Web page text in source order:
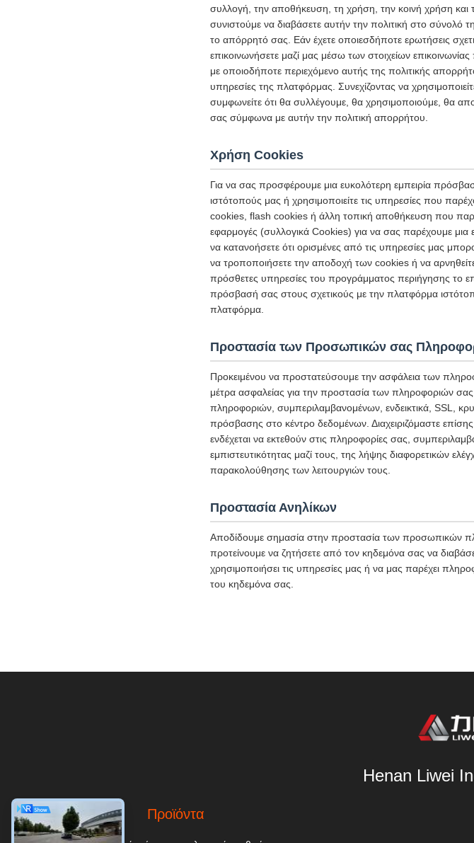
συλλογή, την αποθήκευση, τη χρήση, την κοινή χρήση
συνιστούμε να διαβάσετε αυτήν την πολιτική στο σύνολό
το απόρρητό σας. Εάν έχετε οποιεσδήποτε ερωτήσεις
επικοινωνήσετε μαζί μας μέσω των στοιχείων
με οποιοδήποτε περιεχόμενο αυτής της πολιτικής
υπηρεσίες της πλατφόρμας. Συνεχίζοντας να
συμφωνείτε ότι θα συλλέγουμε, θα χρησιμοποιούμε, θα
σας σύμφωνα με αυτήν την πολιτική απορρήτου.
Χρήση Cookies
Για να σας προσφέρουμε μια ευκολότερη εμπειρία
ιστότοπούς μας ή χρησιμοποιείτε τις υπηρεσίες που
cookies, flash cookies ή άλλη τοπική αποθήκευση που
εφαρμογές (συλλογικά Cookies) για να σας παρέχουμε μια
να κατανοήσετε ότι ορισμένες από τις υπηρεσίες μας
να τροποποιήσετε την αποδοχή των cookies ή να
πρόσθετες υπηρεσίες του προγράμματος περιήγησης το
πρόσβασή σας στους σχετικούς με την πλατφόρμα
πλατφόρμα.
Προστασία των Προσωπικών σας
Προκειμένου να προστατεύσουμε την ασφάλεια των
μέτρα ασφαλείας για την προστασία των πληροφοριών
πληροφοριών, συμπεριλαμβανομένων, ενδεικτικά, SSL,
πρόσβασης στο κέντρο δεδομένων. Διαχειριζόμαστε
ενδέχεται να εκτεθούν στις πληροφορίες σας,
εμπιστευτικότητας μαζί τους, της λήψης διαφορετικών
παρακολούθησης των λειτουργιών τους.
Προστασία Ανηλίκων
Αποδίδουμε σημασία στην προστασία των προσωπικών
προτείνουμε να ζητήσετε από τον κηδεμόνα σας να
χρησιμοποιήσει τις υπηρεσίες μας ή να μας παρέχει
του κηδεμόνα σας.
Henan Liwei
Προϊόντα